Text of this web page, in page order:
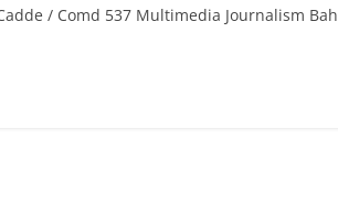
/ Comd 537 Multimedia Journalism